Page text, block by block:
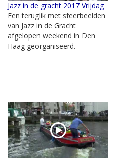
Jazz in de gracht 2017 Vrijdag
Een teruglik met sfeerbeelden
van Jazz in de Gracht
afgelopen weekend in Den
Haag georganiseerd.